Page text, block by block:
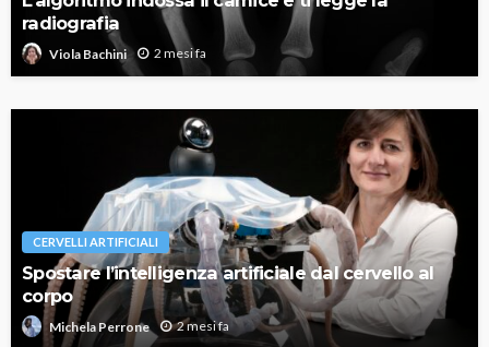
radiografia
Viola Bachini 2 mesi fa
CERVELLI ARTIFICIALI
Spostare l’intelligenza artificiale dal cervello al
corpo
Michela Perrone 2 mesi fa